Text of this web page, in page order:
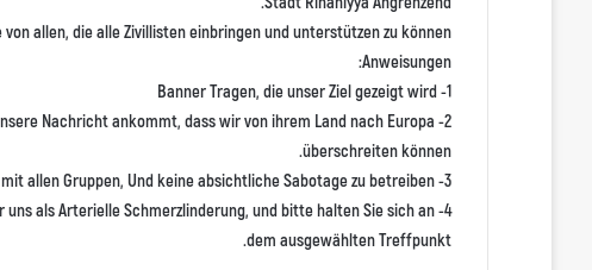
Stadt Rihaniyya Angrenzend.
allen, die alle Zivillisten einbringen und unterstützen zu können.
Anweisungen:
1- Banner Tragen, die unser Ziel gezeigt wird
Nachricht ankommt, dass wir von ihrem Land nach Europa
überschreiten können.
3- Zusammenarbeit mit allen Gruppen, Und keine absichtliche Sabotage zu betreiben.
uns als Arterielle Schmerzlinderung, und bitte halten Sie sich an
dem ausgewählten Treffpunkt.